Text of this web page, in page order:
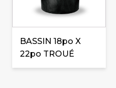
BASSIN 18po X
22po TROUÉ